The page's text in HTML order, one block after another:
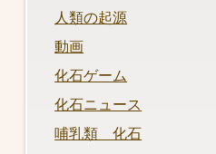
人類の起源
動画
化石ゲーム
化石ニュース
哺乳類 化石